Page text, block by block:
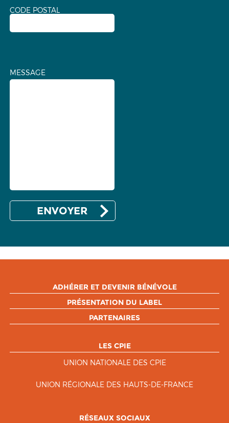
CODE POSTAL
MESSAGE
ADHÉRER ET DEVENIR BÉNÉVOLE
PRÉSENTATION DU LABEL
PARTENAIRES
LES CPIE
UNION NATIONALE DES CPIE
UNION RÉGIONALE DES HAUTS-DE-FRANCE
RÉSEAUX SOCIAUX